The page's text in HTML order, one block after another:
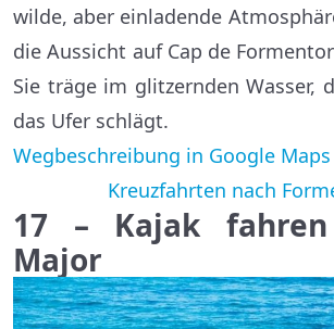
wilde, aber einladende
die Aussicht auf Cap de
Sie träge im glitzernden Wasser,
das Ufer schlägt.
Wegbeschreibung in Google Maps
Kreuzfahrten nach
17 – Kajak
Major